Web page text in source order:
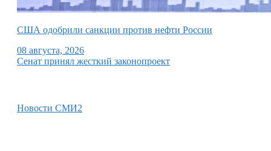
США одобрили санкции против нефти России
08 августа, 2026
Сенат принял жесткий законопроект
Новости СМИ2